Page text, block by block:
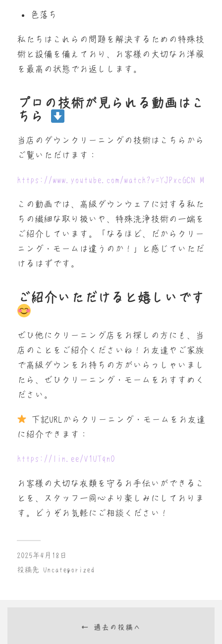
色落ち
私たちはこれらの問題を解決するための特殊技
術と設備を備えており、お客様の大切なお洋服
を最高の状態でお返しします。
プロの技術が見られる動画はこ
ちら
当店のダウンクリーニングの技術はこちらから
ご覧いただけます：
https://www.youtube.com/watch?v=YJPxcGCN–M
この動画では、高級ダウンウェアに対する私た
ちの繊細な取り扱いや、特殊洗浄技術の一端を
ご紹介しています。「なるほど、だからクリー
ニング・モームは違うのか！」と感じていただ
けるはずです。
ご紹介いただけると嬉しいです
ぜひ他にクリーニング店をお探しの方にも、当
店のことをご紹介くださいね！お友達やご家族
で高級ダウンをお持ちの方がいらっしゃいまし
たら、ぜひクリーニング・モームをおすすめく
ださい。
下記URLからクリーニング・モームをお友達
に紹介できます：
https://lin.ee/V1UTqnO
お客様の大切な衣類を守るお手伝いができるこ
とを、スタッフ一同心より楽しみにしておりま
す。どうぞお気軽にご相談ください！
2025年4月18日
投稿先 Uncategorized
← 過去の投稿へ